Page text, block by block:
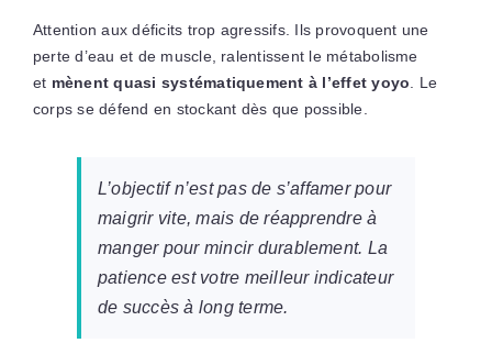
Attention aux déficits trop agressifs. Ils provoquent une
perte d’eau et de muscle, ralentissent le métabolisme
et mènent quasi systématiquement à l’effet yoyo . Le
corps se défend en stockant dès que possible.
L’objectif n’est pas de s’affamer pour
maigrir vite, mais de réapprendre à
manger pour mincir durablement. La
patience est votre meilleur indicateur
de succès à long terme.